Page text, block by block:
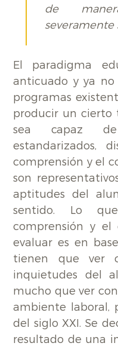
de
severamente
El paradigma
anticuado y ya no
programas
producir un cierto
sea capaz de
estandarizados,
comprensión y el
son
aptitudes del
sentido. Lo
comprensión y el
evaluar es en
tienen que ver
inquietudes del
mucho que ver
ambiente laboral,
del siglo XXI. Se
resultado de una